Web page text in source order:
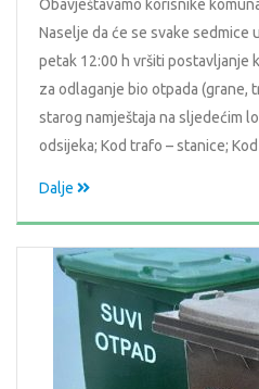
Obavještavamo korisnike
Naselje da će se svake sedmice
petak 12:00 h vršiti postavljanje
za odlaganje bio otpada (grane,
starog namještaja na sljedećim
odsijeka; Kod trafo – stanice;
Dalje